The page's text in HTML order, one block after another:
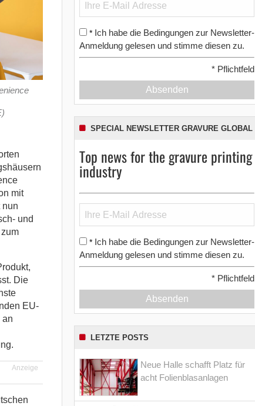
mit
nun
und
Die
EU-
an
Anzeige
* Ich habe die Bedingungen zur Newsletter-
Anmeldung gelesen und stimme diesen zu.
* Pflichtfeld
Absenden
SPECIAL NEWSLETTER GRAVURE GLOBAL
Top news for the gravure printing
industry
* Ich habe die Bedingungen zur Newsletter-
Anmeldung gelesen und stimme diesen zu.
* Pflichtfeld
Absenden
LETZTE POSTS
Neue Halle schafft Platz für
acht Folienblasanlagen